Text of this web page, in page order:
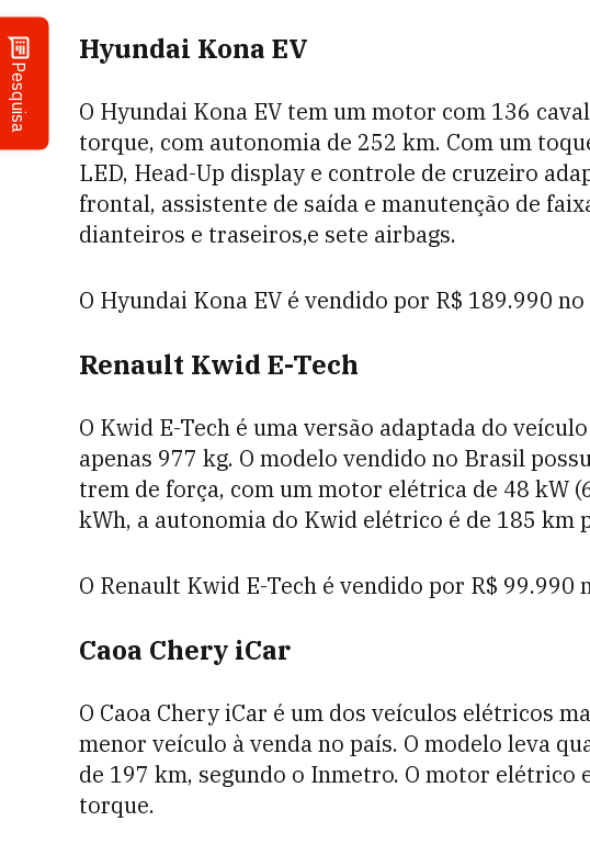
Pesquisa
Hyundai Kona EV
O Hyundai Kona EV tem um motor com 136
torque, com autonomia de 252 km. Com um
LED, Head-Up display e controle de cruzeiro
frontal, assistente de saída e manutenção de
dianteiros e traseiros,e sete airbags.
O Hyundai Kona EV é vendido por R$ 189.990
Renault Kwid E-Tech
O Kwid E-Tech é uma versão adaptada do
apenas 977 kg. O modelo vendido no Brasil
trem de força, com um motor elétrica de 48 kW
kWh, a autonomia do Kwid elétrico é de 185 km
O Renault Kwid E-Tech é vendido por R$ 99.990
Caoa Chery iCar
O Caoa Chery iCar é um dos veículos elétricos
menor veículo à venda no país. O modelo leva
de 197 km, segundo o Inmetro. O motor elétrico
torque.